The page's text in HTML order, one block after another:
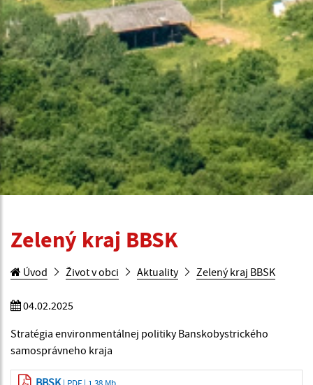
Zelený kraj BBSK
Úvod Život v obci Aktuality Zelený kraj BBSK
04.02.2025
Stratégia environmentálnej politiky Banskobystrického
samosprávneho kraja